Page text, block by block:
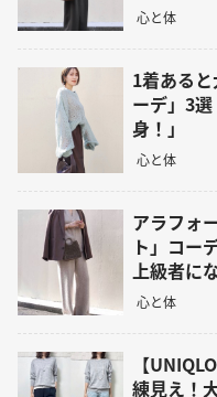
心と体
1着ある
ーデ」3
身！」
心と体
アラフォ
ト」コー
上級者に
心と体
【
練見え！